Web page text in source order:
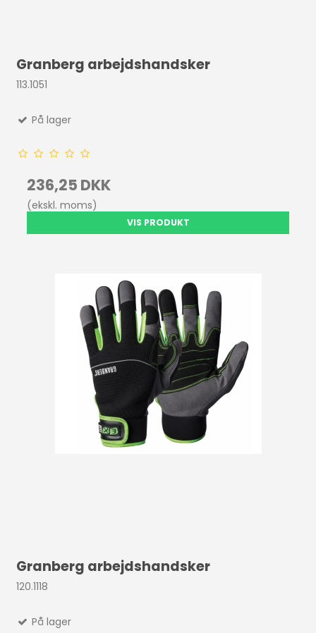
Granberg arbejdshandsker
113.1051
På lager
236,25 DKK
(ekskl. moms)
VIS PRODUKT
Granberg arbejdshandsker
120.1118
På lager